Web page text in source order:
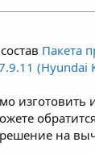
Пакета
(Hyundai
изготовить
на